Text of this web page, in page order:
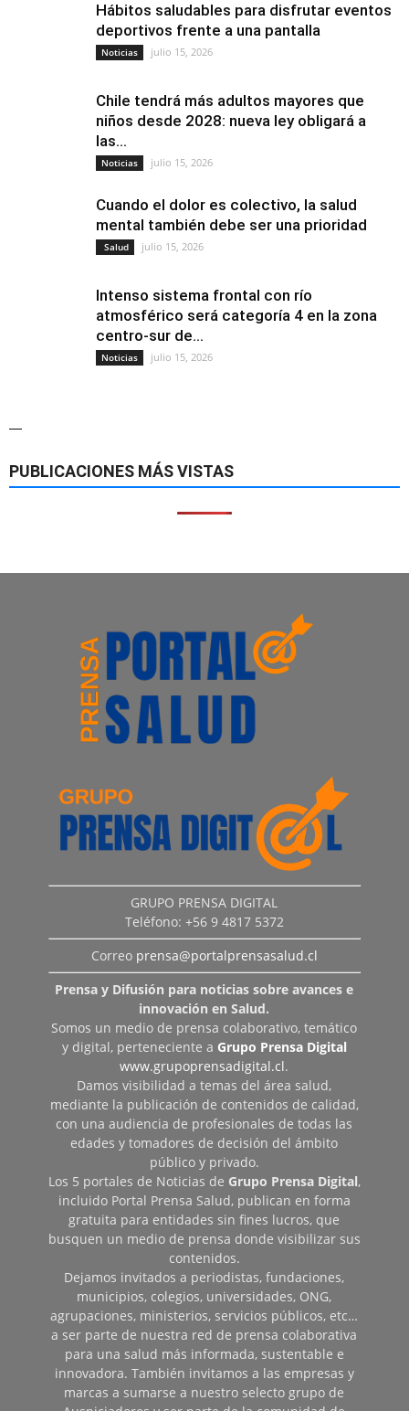
Hábitos saludables para disfrutar eventos
deportivos frente a una pantalla
Noticias julio 15, 2026
Chile tendrá más adultos mayores que
niños desde 2028: nueva ley obligará a
las...
Noticias julio 15, 2026
Cuando el dolor es colectivo, la salud
mental también debe ser una prioridad
Salud julio 15, 2026
Intenso sistema frontal con río
atmosférico será categoría 4 en la zona
centro-sur de...
Noticias julio 15, 2026
—
PUBLICACIONES MÁS VISTAS
GRUPO PRENSA DIGITAL
Teléfono: +56 9 4817 5372
Correo prensa@portalprensasalud.cl
Prensa y Difusión para noticias sobre avances e
innovación en Salud.
Somos un medio de prensa colaborativo, temático
y digital, perteneciente a Grupo Prensa Digital
www.grupoprensadigital.cl.
Damos visibilidad a temas del área salud,
mediante la publicación de contenidos de calidad,
con una audiencia de profesionales de todas las
edades y tomadores de decisión del ámbito
público y privado.
Los 5 portales de Noticias de Grupo Prensa Digital,
incluido Portal Prensa Salud, publican en forma
gratuita para entidades sin fines lucros, que
busquen un medio de prensa donde visibilizar sus
contenidos.
Dejamos invitados a periodistas, fundaciones,
municipios, colegios, universidades, ONG,
agrupaciones, ministerios, servicios públicos, etc…
a ser parte de nuestra red de prensa colaborativa
para una salud más informada, sustentable e
innovadora. También invitamos a las empresas y
marcas a sumarse a nuestro selecto grupo de